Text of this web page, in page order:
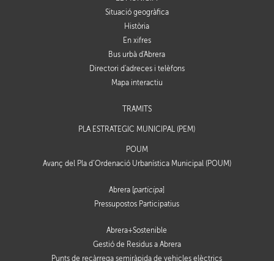
Situació geogràfica
Història
En xifres
Bus urbà d'Abrera
Directori d'adreces i telèfons
Mapa interactiu
TRÀMITS
PLA ESTRATÈGIC MUNICIPAL (PEM)
POUM
Avanç del Pla d’Ordenació Urbanística Municipal (POUM)
Abrera [participa]
Pressupostos Participatius
Abrera+Sostenible
Gestió de Residus a Abrera
Punts de recàrrega semiràpida de vehicles elèctrics